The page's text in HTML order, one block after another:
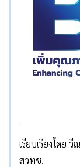
เรียบเรียงโดย
สวทช.